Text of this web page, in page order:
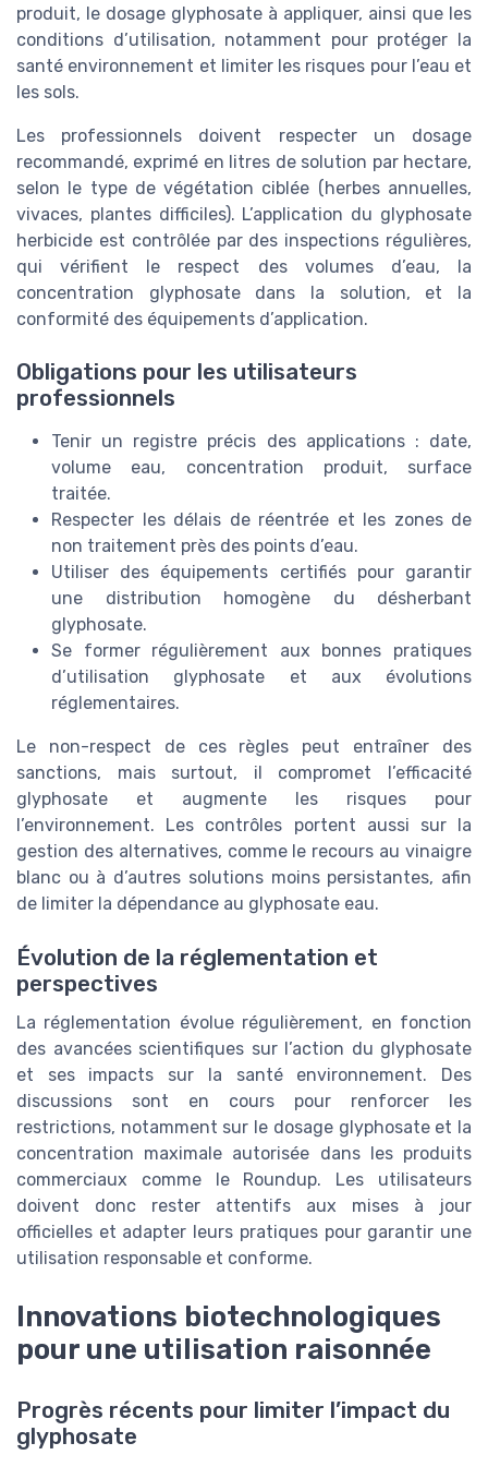
produit, le dosage glyphosate à appliquer, ainsi que les
conditions d’utilisation, notamment pour protéger la
santé environnement et limiter les risques pour l’eau et
les sols.
Les professionnels doivent respecter un dosage
recommandé, exprimé en litres de solution par hectare,
selon le type de végétation ciblée (herbes annuelles,
vivaces, plantes difficiles). L’application du glyphosate
herbicide est contrôlée par des inspections régulières,
qui vérifient le respect des volumes d’eau, la
concentration glyphosate dans la solution, et la
conformité des équipements d’application.
Obligations pour les utilisateurs
professionnels
Tenir un registre précis des applications : date,
volume eau, concentration produit, surface
traitée.
Respecter les délais de réentrée et les zones de
non traitement près des points d’eau.
Utiliser des équipements certifiés pour garantir
une distribution homogène du désherbant
glyphosate.
Se former régulièrement aux bonnes pratiques
d’utilisation glyphosate et aux évolutions
réglementaires.
Le non-respect de ces règles peut entraîner des
sanctions, mais surtout, il compromet l’efficacité
glyphosate et augmente les risques pour
l’environnement. Les contrôles portent aussi sur la
gestion des alternatives, comme le recours au vinaigre
blanc ou à d’autres solutions moins persistantes, afin
de limiter la dépendance au glyphosate eau.
Évolution de la réglementation et
perspectives
La réglementation évolue régulièrement, en fonction
des avancées scientifiques sur l’action du glyphosate
et ses impacts sur la santé environnement. Des
discussions sont en cours pour renforcer les
restrictions, notamment sur le dosage glyphosate et la
concentration maximale autorisée dans les produits
commerciaux comme le Roundup. Les utilisateurs
doivent donc rester attentifs aux mises à jour
officielles et adapter leurs pratiques pour garantir une
utilisation responsable et conforme.
Innovations biotechnologiques
pour une utilisation raisonnée
Progrès récents pour limiter l’impact du
glyphosate